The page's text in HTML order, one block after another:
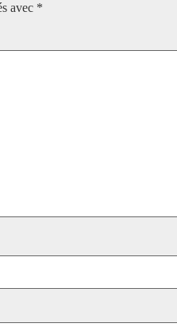
avec *